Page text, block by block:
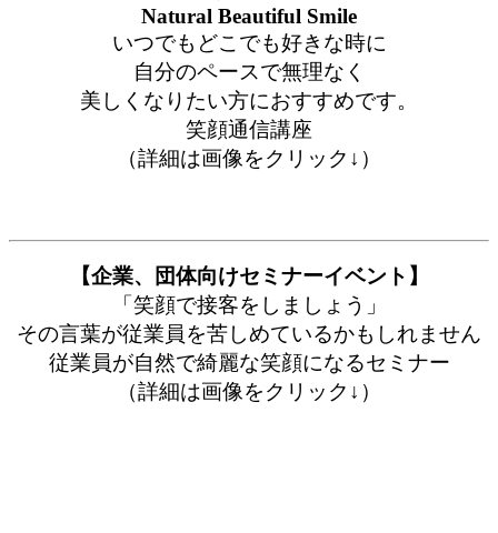
Natural Beautiful Smile
いつでもどこでも好きな時に
自分のペースで無理なく
美しくなりたい方におすすめです。
笑顔通信講座
（詳細は画像をクリック↓）
【企業、団体向けセミナーイベント】
「笑顔で接客をしましょう」
その言葉が従業員を苦しめているかもしれません
従業員が自然で綺麗な笑顔になるセミナー
（詳細は画像をクリック↓）